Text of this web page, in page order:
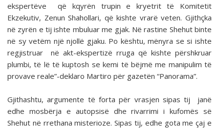
ekspertëve që kqyrën trupin e kryetrit të Komitetit
Ekzekutiv, Zenun Shahollari, që kishte vrarë veten. Gjithçka
në zyrën e tij ishte mbuluar me gjak. Në rastine Shehut binte
në sy vetëm një njollë gjaku. Po kështu, mënyra se si ishte
regjistruar në akt-ekspertizë rruga që kishte përshkruar
plumbi, të lë të kuptosh se kemi të bëjmë me manipulim të
provave reale”-deklaro Martiro për gazetën “Panorama”.
Gjithashtu, argumente të forta për vrasjen sipas tij janë
edhe mosbërja e autopsisë dhe rivarrimi i kufomës së
Shehut në rrethana misterioze. Sipas tij, edhe gota me çaj e